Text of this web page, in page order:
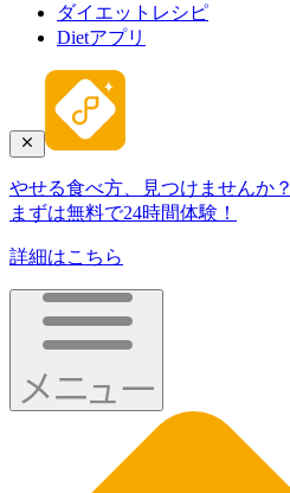
ダイエットレシピ
Dietアプリ
やせる食べ方、見つけませんか？
まずは無料で24時間体験！
詳細はこちら